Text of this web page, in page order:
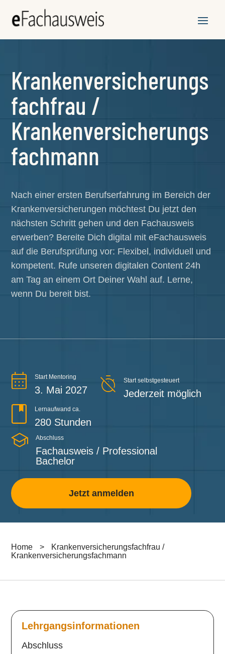
Krankenversicherungs
fachfrau /
Krankenversicherungs
fachmann
Nach einer ersten Berufserfahrung im Bereich der
Krankenversicherungen möchtest Du jetzt den
nächsten Schritt gehen und den Fachausweis
erwerben? Bereite Dich digital mit eFachausweis
auf die Berufsprüfung vor: Flexibel, individuell und
kompetent. Rufe unseren digitalen Content 24h
am Tag an einem Ort Deiner Wahl auf. Lerne,
wenn Du bereit bist.
Start Mentoring
3. Mai 2027
Start selbstgesteuert
Jederzeit möglich
Lernaufwand ca.
280 Stunden
Abschluss
Fachausweis / Professional
Bachelor
Jetzt anmelden
Home >
Krankenversicherungsfachfrau /
Krankenversicherungsfachmann
Lehrgangsinformationen
Abschluss